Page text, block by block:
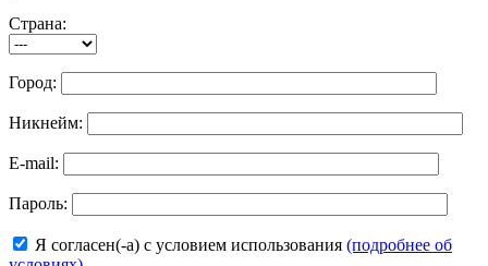
Страна:
Город:
Никнейм:
E-mail:
Пароль:
Я согласен(-а) с условием использования (подробнее об